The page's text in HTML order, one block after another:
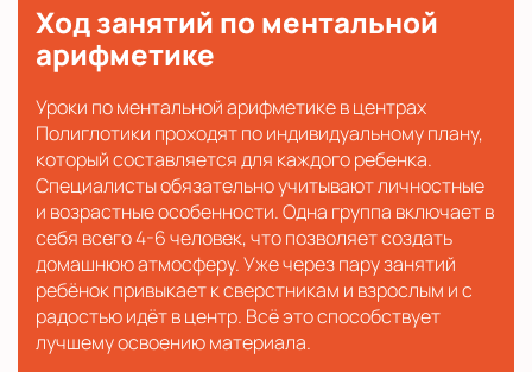
Ход занятий по ментальной
арифметике
Уроки по ментальной арифметике в центрах
Полиглотики проходят по индивидуальному плану,
который составляется для каждого ребенка.
Специалисты обязательно учитывают личностные
и возрастные особенности. Одна группа включает в
себя всего 4-6 человек, что позволяет создать
домашнюю атмосферу. Уже через пару занятий
ребёнок привыкает к сверстникам и взрослым и с
радостью идёт в центр. Всё это способствует
лучшему освоению материала.